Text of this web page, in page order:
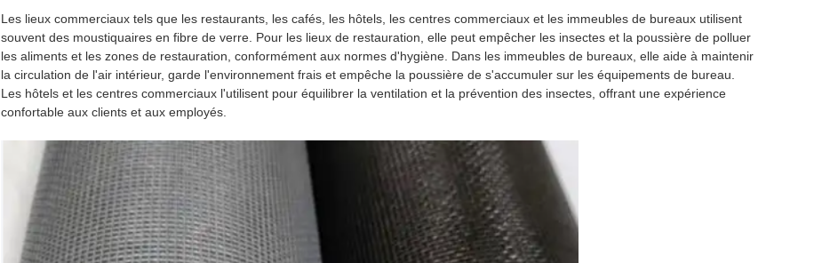
Les lieux commerciaux tels que les restaurants, les cafés, les hôtels, les centres commerciaux et les immeubles de bureaux utilisent
souvent des moustiquaires en fibre de verre. Pour les lieux de restauration, elle peut empêcher les insectes et la poussière de polluer
les aliments et les zones de restauration, conformément aux normes d'hygiène. Dans les immeubles de bureaux, elle aide à maintenir
la circulation de l'air intérieur, garde l'environnement frais et empêche la poussière de s'accumuler sur les équipements de bureau.
Les hôtels et les centres commerciaux l'utilisent pour équilibrer la ventilation et la prévention des insectes, offrant une expérience
confortable aux clients et aux employés.